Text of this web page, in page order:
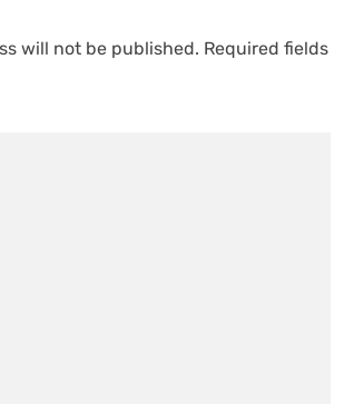
will not be published. Required fields